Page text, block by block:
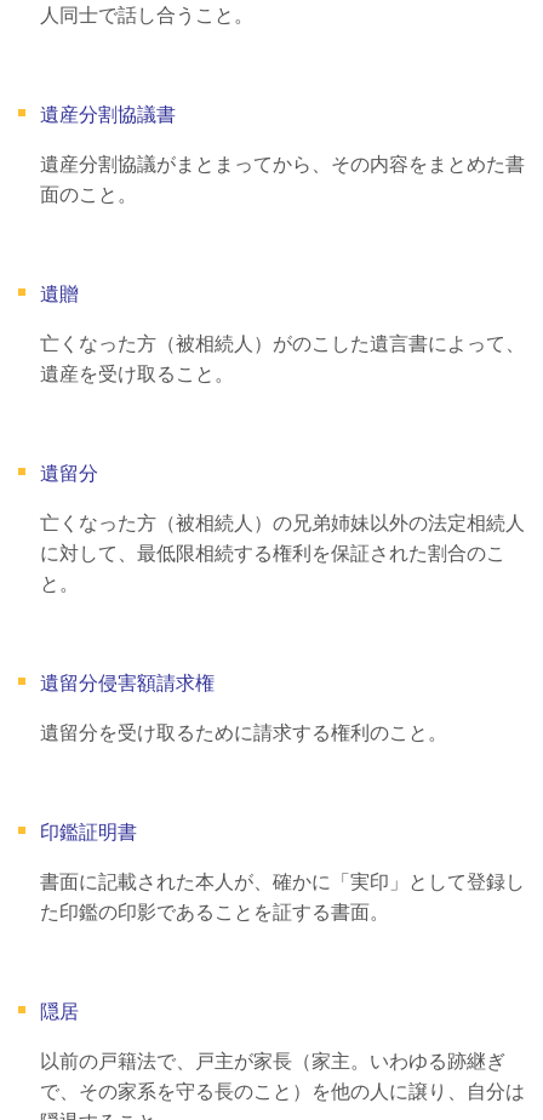
人同士で話し合うこと。
遺産分割協議書
遺産分割協議がまとまってから、その内容をまとめた書
面のこと。
遺贈
亡くなった方（被相続人）がのこした遺言書によって、
遺産を受け取ること。
遺留分
亡くなった方（被相続人）の兄弟姉妹以外の法定相続人
に対して、最低限相続する権利を保証された割合のこ
と。
遺留分侵害額請求権
遺留分を受け取るために請求する権利のこと。
印鑑証明書
書面に記載された本人が、確かに「実印」として登録し
た印鑑の印影であることを証する書面。
隠居
以前の戸籍法で、戸主が家長（家主。いわゆる跡継ぎ
で、その家系を守る長のこと）を他の人に譲り、自分は